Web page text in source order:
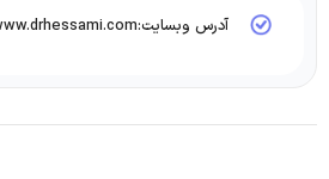
آدرس وبسایت:www.drhessami.com